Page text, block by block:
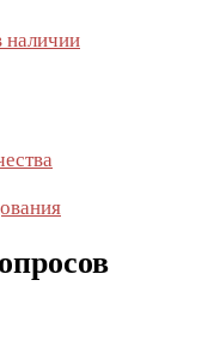
наличии